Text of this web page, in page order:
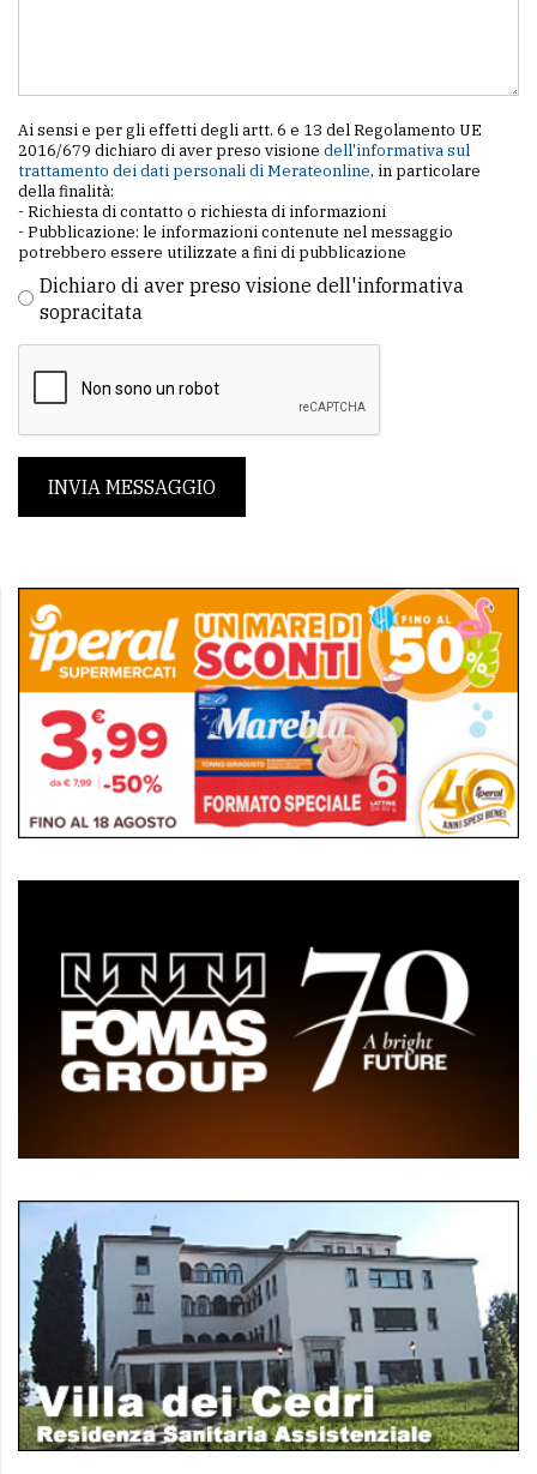
Ai sensi e per gli effetti degli artt. 6 e 13 del Regolamento UE
2016/679 dichiaro di aver preso visione dell'informativa sul
trattamento dei dati personali di Merateonline, in particolare
della finalità:
- Richiesta di contatto o richiesta di informazioni
- Pubblicazione: le informazioni contenute nel messaggio
potrebbero essere utilizzate a fini di pubblicazione
Dichiaro di aver preso visione dell'informativa
sopracitata
INVIA MESSAGGIO